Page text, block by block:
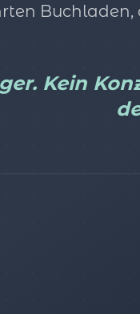
Buchladen,
Kein